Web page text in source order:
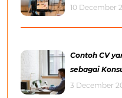
10 December
Contoh CV
sebagai
3 December